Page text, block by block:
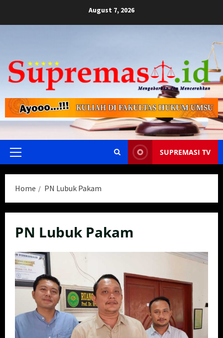
August 7, 2026
Primary
SUPREMASI TV
Home PN Lubuk Pakam
PN Lubuk Pakam